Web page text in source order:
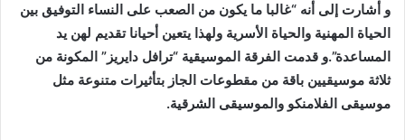
و أشارت إلى أنه “غالبا ما يكون من الصعب على النساء التوفيق بين
الحياة المهنية والحياة الأسرية ولهذا يتعين أحيانا تقديم لهن يد
المساعدة”.و قدمت الفرقة الموسيقية “ترافل دايريز” المكونة من
ثلاثة موسيقيين باقة من مقطوعات الجاز بتأثيرات متنوعة مثل
موسيقى الفلامنكو والموسيقى الشرقية.